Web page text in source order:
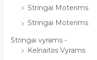
Stringai Moterims
Stringai Moterims
Stringai vyrams -
Kelnaitės Vyrams